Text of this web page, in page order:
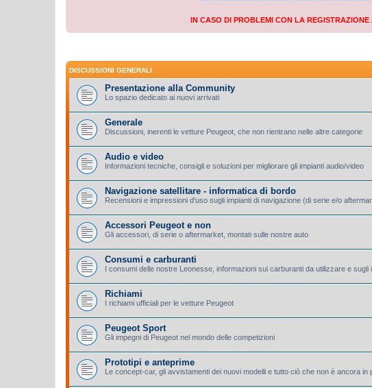
IN CASO DI PROBLEMI CON LA REGISTRAZIONE
DISCUSSIONI GENERALI
Presentazione alla Community
Lo spazio dedicato ai nuovi arrivati
Generale
Discussioni, inerenti le vetture Peugeot, che non rientrano nelle altre categorie
Audio e video
Informazioni tecniche, consigli e soluzioni per migliorare gli impianti audio/video
Navigazione satellitare - informatica di bordo
Recensioni e impressioni d'uso sugli impianti di navigazione (di serie e/o
Accessori Peugeot e non
Gli accessori, di serie o aftermarket, montati sulle nostre auto
Consumi e carburanti
I consumi delle nostre Leonesse, informazioni sui carburanti da utilizzare e sugli
Richiami
I richiami ufficiali per le vetture Peugeot
Peugeot Sport
Gli impegni di Peugeot nel mondo delle competizioni
Prototipi e anteprime
Le concept-car, gli avvistamenti dei nuovi modelli e tutto ciò che non è ancora in